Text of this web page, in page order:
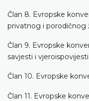
Član 8. Evropske
privatnog i porodičnog
Član 9. Evropske
savjesti i vjeroispovijesti
Član 10. Evropske
Član 11. Evropske